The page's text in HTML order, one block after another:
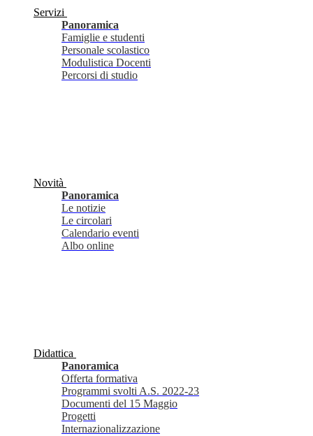
Servizi
Panoramica
Famiglie e studenti
Personale scolastico
Modulistica Docenti
Percorsi di studio
Novità
Panoramica
Le notizie
Le circolari
Calendario eventi
Albo online
Didattica
Panoramica
Offerta formativa
Programmi svolti A.S. 2022-23
Documenti del 15 Maggio
Progetti
Internazionalizzazione